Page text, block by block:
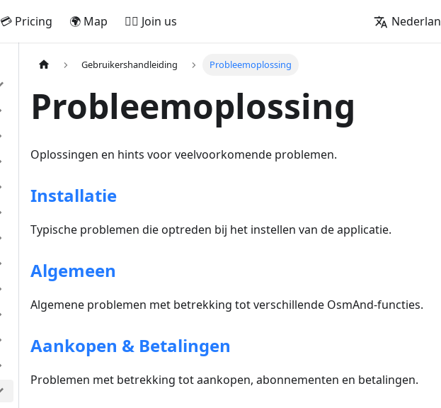
💳 Pricing 🌍 Map 🚵‍♂️ Join us
Gebruikershandleiding Probleemoplossing
Probleemoplossing
Oplossingen en hints voor veelvoorkomende problemen.
Installatie
Typische problemen die optreden bij het instellen van de applicatie.
Algemeen
Algemene problemen met betrekking tot verschillende OsmAnd-functies.
Aankopen & Betalingen
Problemen met betrekking tot aankopen, abonnementen en betalingen.